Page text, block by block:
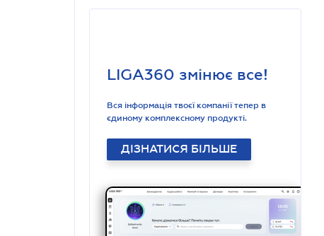
LIGA360 змінює все!
Вся інформація твоєї компанії тепер в
єдиному комплексному продукті.
ДІЗНАТИСЯ БІЛЬШЕ